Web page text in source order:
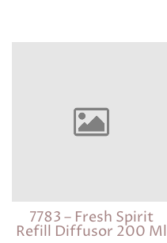
7783 – Fresh Spirit
Refill Diffusor 200 Ml